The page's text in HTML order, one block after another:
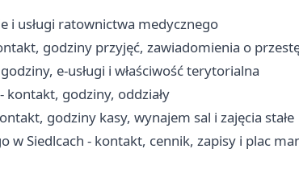
i usługi ratownictwa medycznego
godziny przyjęć, zawiadomienia o
e-usługi i właściwość terytorialna
kontakt, godziny, oddziały
godziny kasy, wynajem sal i zajęcia stałe
w Siedlcach - kontakt, cennik, zapisy i plac